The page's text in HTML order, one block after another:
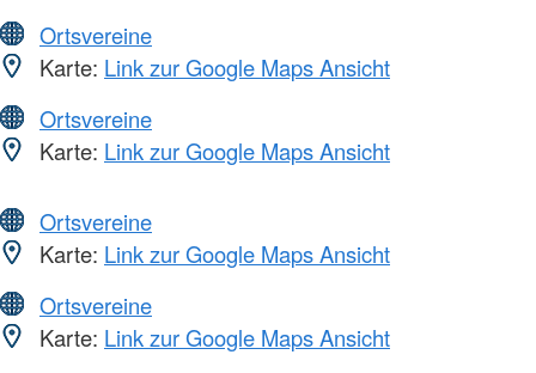
Ortsvereine
Karte: Link zur Google Maps Ansicht
Ortsvereine
Karte: Link zur Google Maps Ansicht
Ortsvereine
Karte: Link zur Google Maps Ansicht
Ortsvereine
Karte: Link zur Google Maps Ansicht